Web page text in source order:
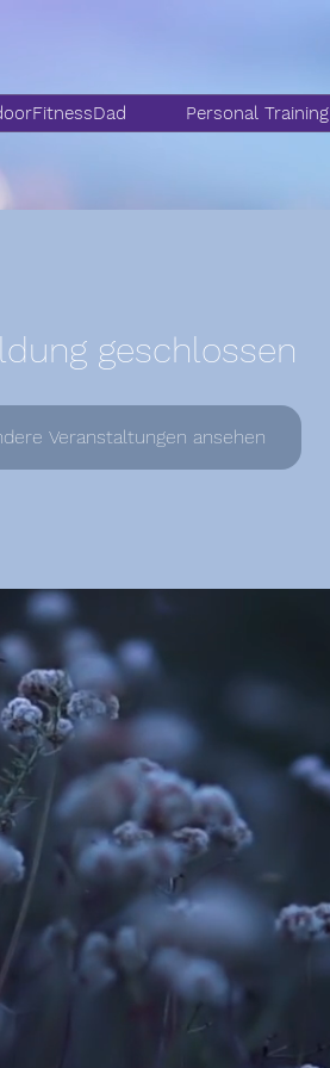
Personal Training
geschlossen
Veranstaltungen ansehen